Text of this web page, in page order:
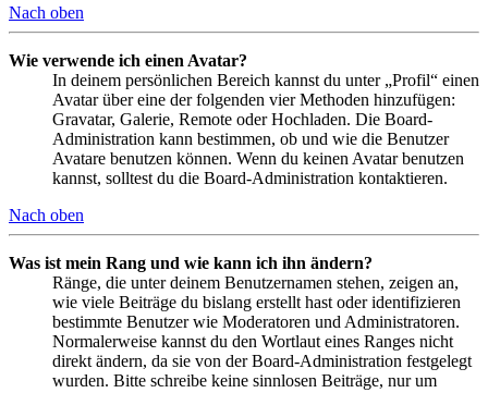
Nach oben
Wie verwende ich einen Avatar?
In deinem persönlichen Bereich kannst du unter „Profil“ einen
Avatar über eine der folgenden vier Methoden hinzufügen:
Gravatar, Galerie, Remote oder Hochladen. Die Board-
Administration kann bestimmen, ob und wie die Benutzer
Avatare benutzen können. Wenn du keinen Avatar benutzen
kannst, solltest du die Board-Administration kontaktieren.
Nach oben
Was ist mein Rang und wie kann ich ihn ändern?
Ränge, die unter deinem Benutzernamen stehen, zeigen an,
wie viele Beiträge du bislang erstellt hast oder identifizieren
bestimmte Benutzer wie Moderatoren und Administratoren.
Normalerweise kannst du den Wortlaut eines Ranges nicht
direkt ändern, da sie von der Board-Administration festgelegt
wurden. Bitte schreibe keine sinnlosen Beiträge, nur um